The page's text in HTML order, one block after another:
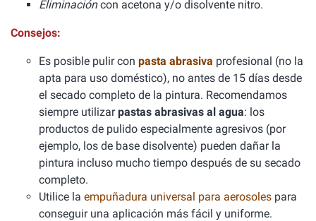
Eliminacióncon acetona y/o disolvente nitro.
Consejos:
Es posible pulir con pasta abrasiva profesional (no la
apta para uso doméstico), no antes de 15 días desde
el secado completo de la pintura. Recomendamos
siempre utilizarpastas abrasivas al agua: los
productos de pulido especialmente agresivos (por
ejemplo, los de base disolvente) pueden dañar la
pintura incluso mucho tiempo después de su secado
completo.
Utilice la empuñadura universal para aerosoles para
conseguir una aplicación más fácil y uniforme.